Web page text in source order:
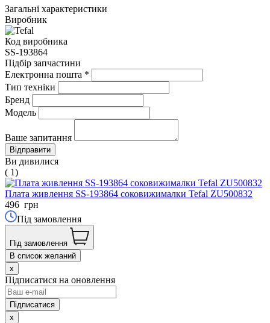
Загальні характеристики
Виробник
Код виробника
SS-193864
Підбір запчастини
Електронна пошта *
Тип техніки
Бренд
Модель
Ваше запитання
Ви дивилися
( 1)
Плата живлення SS-193864 соковижималки Tefal ZU500832
496 грн
Під замовлення
Під замовлення
В список желаний
x
Підписатися на оновлення
x